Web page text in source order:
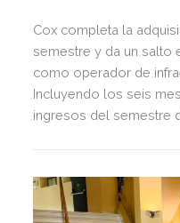
Cox completa la
semestre y da un salto
como operador de
Incluyendo los seis
ingresos del semestre